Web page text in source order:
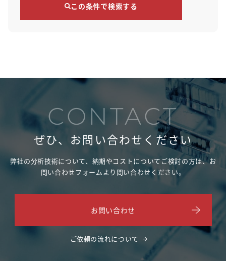
この条件で検索する
CONTACT
ぜひ、お問い合わせください
弊社の分析技術について、納期やコストについてご検討の方は、お
問い合わせフォームより問い合わせください。
お問い合わせ
ご依頼の流れについて